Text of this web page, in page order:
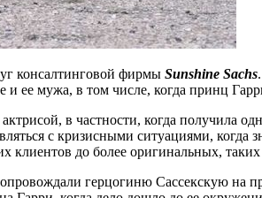
консалтинговой фирмы Sunshine Sachs
ее мужа, в том числе, когда принц
в частности, когда получила
с кризисными ситуациями, когда
клиентов до более оригинальных,
герцогиню Сассекскую